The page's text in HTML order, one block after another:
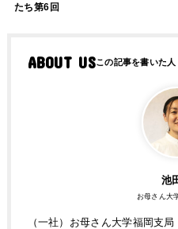
たち第6回
ABOUT US
池
お母さん大
（一社）お母さん大学福岡